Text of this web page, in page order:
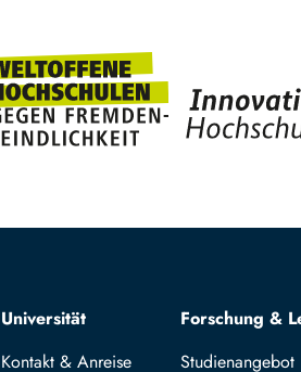
Top navigation
Universität
Kontakt & Anreise
Forschung &
Studienangebot